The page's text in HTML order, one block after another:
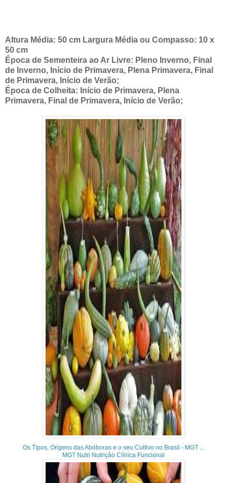
Altura Média: 50 cm Largura Média ou Compasso: 10 x
50 cm
Época de Sementeira ao Ar Livre: Pleno Inverno, Final
de Inverno, Início de Primavera, Plena Primavera, Final
de Primavera, Início de Verão;
Época de Colheita: Início de Primavera, Plena
Primavera, Final de Primavera, Início de Verão;
Os Tipos, Origens das Abóboras e o seu Cultivo no Brasil - MGT ...
MGT Nutri Nutrição Clínica Funcional